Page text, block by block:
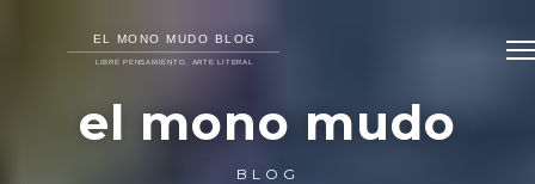
el mono mudo
BLOG